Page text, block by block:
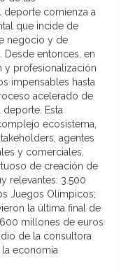
deporte comienza a
que incide de
negocio y de
Desde entonces, en
y profesionalización
impensables hasta
acelerado de
Esta
ecosistema,
agentes
y comerciales,
de creación de
relevantes: 3.500
Juegos Olímpicos;
la última final de
millones de euros
de la consultora
la economía